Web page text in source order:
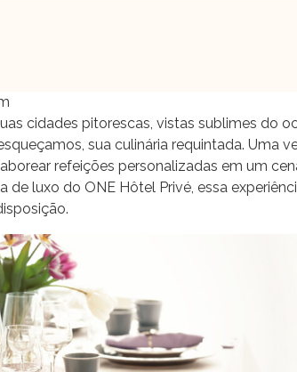
cidades pitorescas, vistas sublimes do
sua culinária requintada. Uma
refeições personalizadas em um
luxo do ONE Hôtel Privé, essa